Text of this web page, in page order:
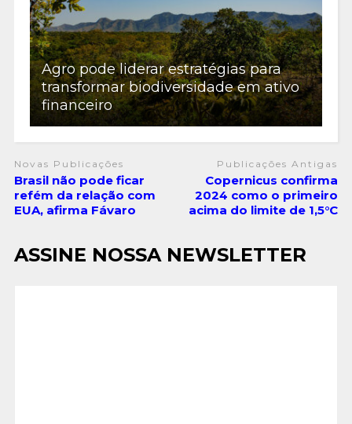
Agro pode liderar estratégias para
transformar biodiversidade em ativo
financeiro
Novas Publicações
Brasil não pode ficar
refém da relação com
EUA, afirma Fávaro
Publicações Antigas
Copernicus confirma
2024 como o primeiro
acima do limite de 1,5°C
ASSINE NOSSA NEWSLETTER